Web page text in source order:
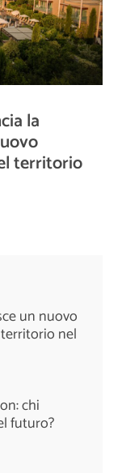
la
territorio
un nuovo
nel
chi
futuro?